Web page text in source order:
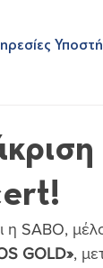
η SABO,
GOLD»,